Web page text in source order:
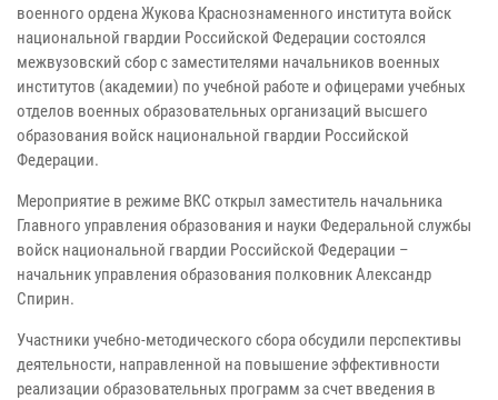
военного ордена Жукова Краснознаменного института войск
национальной гвардии Российской Федерации состоялся
межвузовский сбор с заместителями начальников военных
институтов (академии) по учебной работе и офицерами учебных
отделов военных образовательных организаций высшего
образования войск национальной гвардии Российской
Федерации.
Мероприятие в режиме ВКС открыл заместитель начальника
Главного управления образования и науки Федеральной службы
войск национальной гвардии Российской Федерации –
начальник управления образования полковник Александр
Спирин.
Участники учебно-методического сбора обсудили перспективы
деятельности, направленной на повышение эффективности
реализации образовательных программ за счет введения в